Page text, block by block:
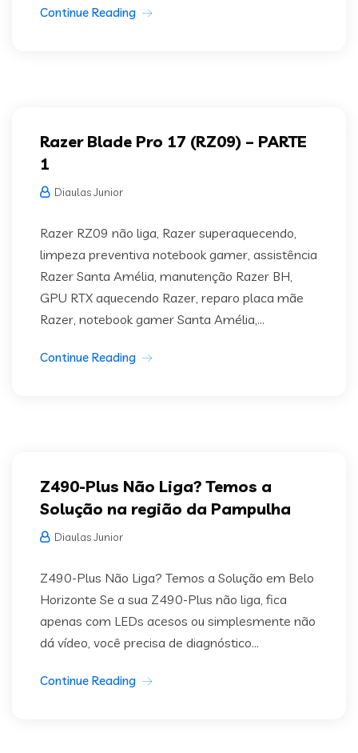
Continue Reading
Razer Blade Pro 17 (RZ09) – PARTE
1
Diaulas Junior
Razer RZ09 não liga, Razer superaquecendo,
limpeza preventiva notebook gamer, assistência
Razer Santa Amélia, manutenção Razer BH,
GPU RTX aquecendo Razer, reparo placa mãe
Razer, notebook gamer Santa Amélia,...
Continue Reading
Z490-Plus Não Liga? Temos a
Solução na região da Pampulha
Diaulas Junior
Z490-Plus Não Liga? Temos a Solução em Belo
Horizonte Se a sua Z490-Plus não liga, fica
apenas com LEDs acesos ou simplesmente não
dá vídeo, você precisa de diagnóstico...
Continue Reading